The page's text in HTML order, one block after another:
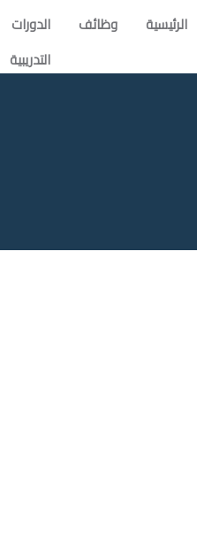
الرئيسية وظائف
الدورات
التدريبية